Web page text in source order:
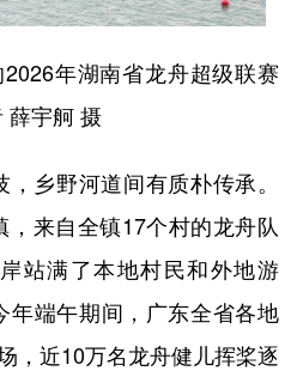
年湖南省龙舟超级联赛
薛宇舸 摄
乡野河道间有质朴传承。
来自全镇17个村的龙舟队
站满了本地村民和外地游
年端午期间，广东全省各地
，近10万名龙舟健儿挥桨逐